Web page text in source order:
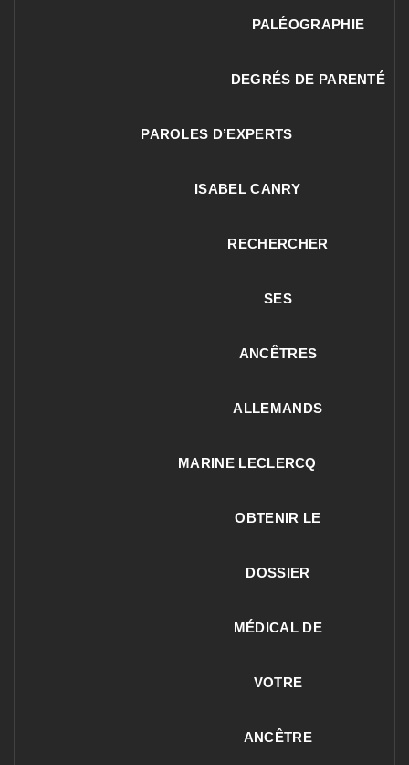
PALÉOGRAPHIE
DEGRÉS DE PARENTÉ
PAROLES D’EXPERTS
ISABEL CANRY
RECHERCHER
SES
ANCÊTRES
ALLEMANDS
MARINE LECLERCQ
OBTENIR LE
DOSSIER
MÉDICAL DE
VOTRE
ANCÊTRE